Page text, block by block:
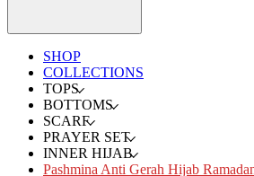
SHOP
COLLECTIONS
TOPS
BOTTOMS
SCARF
PRAYER SET
INNER HIJAB
Pashmina Anti Gerah Hijab